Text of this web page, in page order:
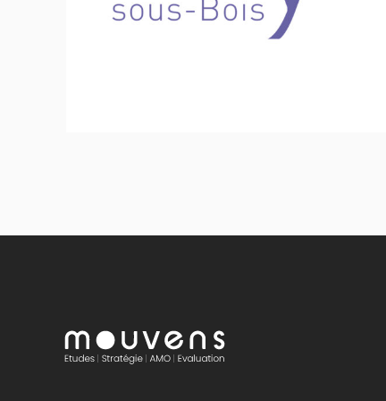
Sport - Loisirs - Jeunesse